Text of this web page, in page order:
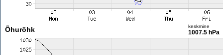
Õhurõhk keskmine
1007.5 hPa